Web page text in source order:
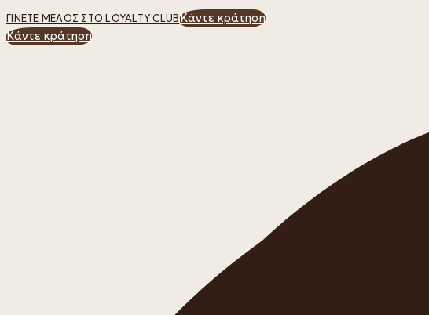
ΓΊΝΕΤΕ ΜΈΛΟΣ ΣΤΟ LOYALTY CLUBΚάντε κράτηση
Κάντε κράτηση